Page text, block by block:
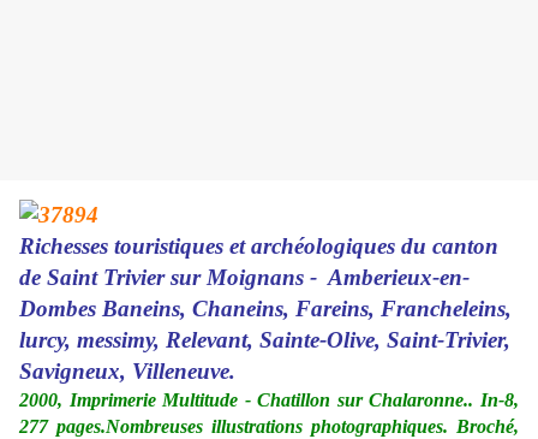
Richesses touristiques et archéologiques du canton
de Saint Trivier sur Moignans - Amberieux-en-
Dombes Baneins, Chaneins, Fareins, Francheleins,
lurcy, messimy, Relevant, Sainte-Olive, Saint-Trivier,
Savigneux, Villeneuve.
2000, Imprimerie Multitude - Chatillon sur Chalaronne.. In-8,
277 pages.Nombreuses illustrations photographiques. Broché,